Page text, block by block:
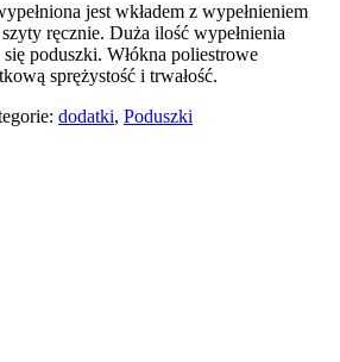
jest wkładem z wypełnieniem
ręcznie. Duża ilość wypełnienia
się poduszki. Włókna poliestrowe
sprężystość i trwałość.
dodatki, Poduszki